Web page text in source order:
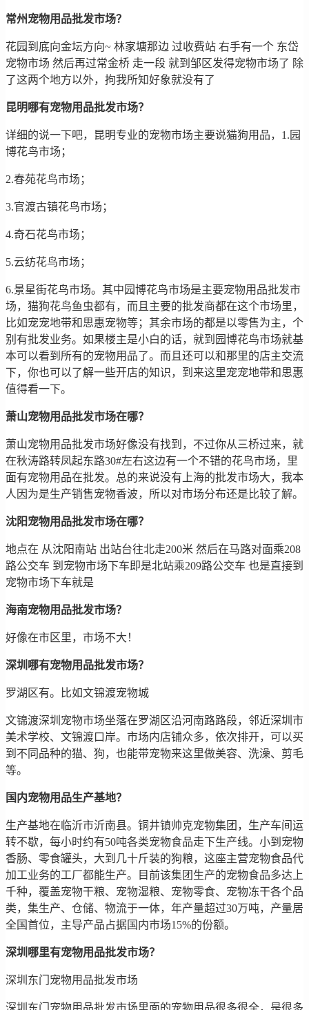
常州宠物用品批发市场？
花园到底向金坛方向~ 林家塘那边 过收费站 右手有一个 东岱
宠物市场 然后再过常金桥 走一段 就到邹区发得宠物市场了 除
了这两个地方以外，拘我所知好象就没有了
昆明哪有宠物用品批发市场？
详细的说一下吧，昆明专业的宠物市场主要说猫狗用品，1.园
博花鸟市场；
2.春苑花鸟市场；
3.官渡古镇花鸟市场；
4.奇石花鸟市场；
5.云纺花鸟市场；
6.景星街花鸟市场。其中园博花鸟市场是主要宠物用品批发市
场，猫狗花鸟鱼虫都有，而且主要的批发商都在这个市场里，
比如宠宠地带和思惠宠物等；其余市场的都是以零售为主，个
别有批发业务。如果楼主是小白的话，就到园博花鸟市场就基
本可以看到所有的宠物用品了。而且还可以和那里的店主交流
下，你也可以了解一些开店的知识，到来这里宠宠地带和思惠
值得看一下。
萧山宠物用品批发市场在哪？
萧山宠物用品批发市场好像没有找到，不过你从三桥过来，就
在秋涛路转凤起东路30#左右这边有一个不错的花鸟市场，里
面有宠物用品在批发。总的来说没有上海的批发市场大，我本
人因为是生产销售宠物香波，所以对市场分布还是比较了解。
沈阳宠物用品批发市场在哪？
地点在 从沈阳南站 出站台往北走200米 然后在马路对面乘208
路公交车 到宠物市场下车即是北站乘209路公交车 也是直接到
宠物市场下车就是
海南宠物用品批发市场？
好像在市区里，市场不大！
深圳哪有宠物用品批发市场？
罗湖区有。比如文锦渡宠物城
文锦渡深圳宠物市场坐落在罗湖区沿河南路路段，邻近深圳市
美术学校、文锦渡口岸。市场内店铺众多，依次排开，可以买
到不同品种的猫、狗，也能带宠物来这里做美容、洗澡、剪毛
等。
国内宠物用品生产基地？
生产基地在临沂市沂南县。铜井镇帅克宠物集团，生产车间运
转不歇，每小时约有50吨各类宠物食品走下生产线。小到宠物
香肠、零食罐头，大到几十斤装的狗粮，这座主营宠物食品代
加工业务的工厂都能生产。目前该集团生产的宠物食品多达上
千种，覆盖宠物干粮、宠物湿粮、宠物零食、宠物冻干各个品
类，集生产、仓储、物流于一体，年产量超过30万吨，产量居
全国首位，主导产品占据国内市场15%的份额。
深圳哪里有宠物用品批发市场？
深圳东门宠物用品批发市场
深圳东门宠物用品批发市场里面的宠物用品很多很全，是很多